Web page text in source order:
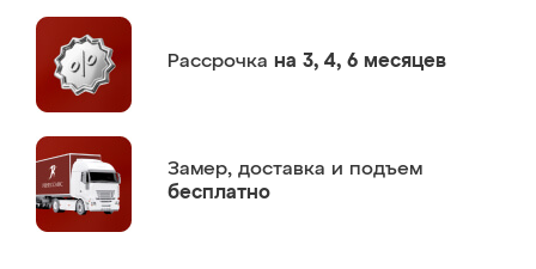
Рассрочка на 3, 4, 6 месяцев
Замер, доставка и подъем
бесплатно